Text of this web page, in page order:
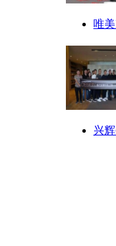
唯
兴